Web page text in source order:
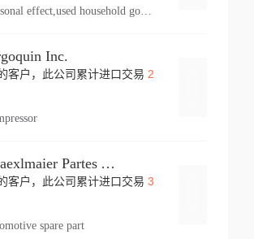
personal effect,used household goods
Inc.
客户，此公司累计进口交易 2
Dpm Draexlmaier Partes Automotrices Corr Ind Huejotzingo
客户，此公司累计进口交易 3
spare part